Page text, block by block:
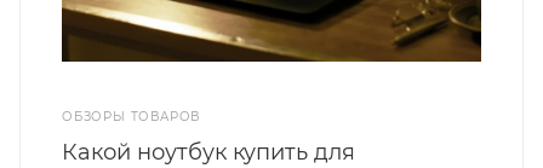
ОБЗОРЫ ТОВАРОВ
Какой ноутбук купить для